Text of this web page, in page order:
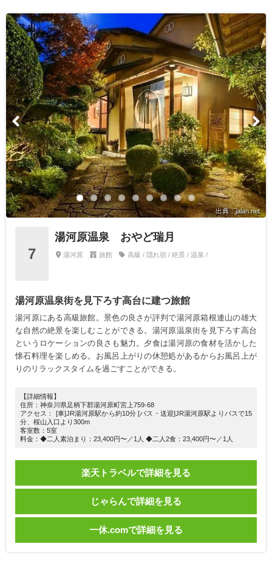
出典：jalan.net
7
湯河原温泉 おやど瑞月
湯河原 旅館 高級 / 隠れ宿 / 絶景 / 温泉 /
湯河原温泉街を見下ろす高台に建つ旅館
湯河原にある高級旅館。景色の良さが評判で湯河原箱根連山の雄大
な自然の絶景を楽しむことができる。湯河原温泉街を見下ろす高台
というロケーションの良さも魅力。夕食は湯河原の食材を活かした
懐石料理を楽しめる。お風呂上がりの休憩処があるからお風呂上が
りのリラックスタイムを過ごすことができる。
【詳細情報】
住所：神奈川県足柄下郡湯河原町宮上759-68
アクセス： [車]JR湯河原駅から約10分 [バス・送迎]JR湯河原駅よりバスで15
分、桜山入口より300m
客室数：5室
料金：◆二人素泊まり：23,400円〜／1人 ◆二人2食：23,400円〜／1人
楽天トラベルで詳細を見る
じゃらんで詳細を見る
一休.comで詳細を見る